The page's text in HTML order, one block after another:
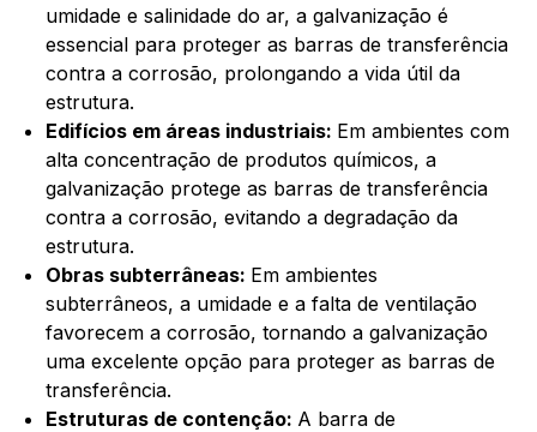
umidade e salinidade do ar, a galvanização é
essencial para proteger as barras de transferência
contra a corrosão, prolongando a vida útil da
estrutura.
Edifícios em áreas industriais: Em ambientes com
alta concentração de produtos químicos, a
galvanização protege as barras de transferência
contra a corrosão, evitando a degradação da
estrutura.
Obras subterrâneas: Em ambientes
subterrâneos, a umidade e a falta de ventilação
favorecem a corrosão, tornando a galvanização
uma excelente opção para proteger as barras de
transferência.
Estruturas de contenção: A barra de